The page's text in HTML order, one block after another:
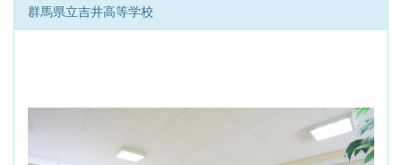
群馬県立吉井高等学校
e
x
t